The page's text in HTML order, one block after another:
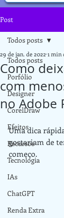
Post
Todos posts
Porfólio
Designer
CorelDraw
Efeitos
Recursos
Tecnologia
IAs
ChatGPT
Renda Extra
Todos posts
Como
com
no Adobe
29 de jan. de 2022 1 min
Uma dica
gostariam de
começo.